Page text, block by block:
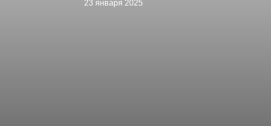
23 января 2025